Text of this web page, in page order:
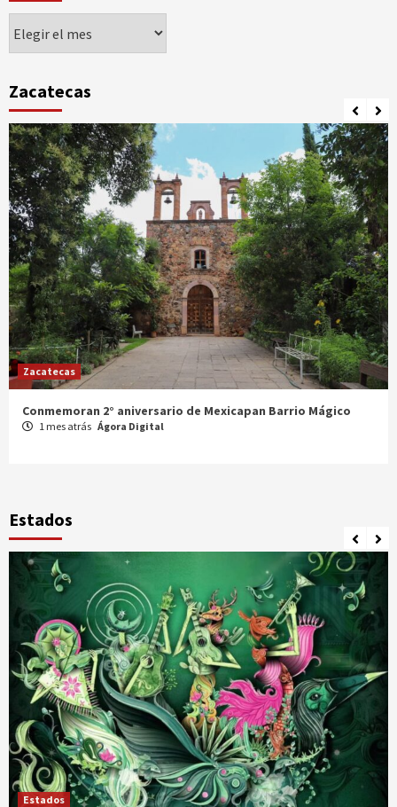
Zacatecas
Zacatecas
Celebran XX Cabalgata Toma de Zacatecas
1 mes atrás Ágora Digital
Estados
Estados